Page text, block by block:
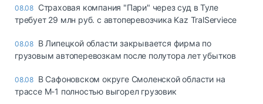
08.08 Страховая компания "Пари" через суд в Туле
требует 29 млн руб. с автоперевозчика Kaz TralServiece
08.08 В Липецкой области закрывается фирма по
грузовым автоперевозкам после полутора лет убытков
08.08 В Сафоновском округе Смоленской области на
трассе М-1 полностью выгорел грузовик